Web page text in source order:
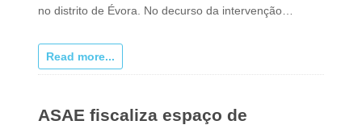
no distrito de Évora. No decurso da intervenção…
Read more...
ASAE fiscaliza espaço de